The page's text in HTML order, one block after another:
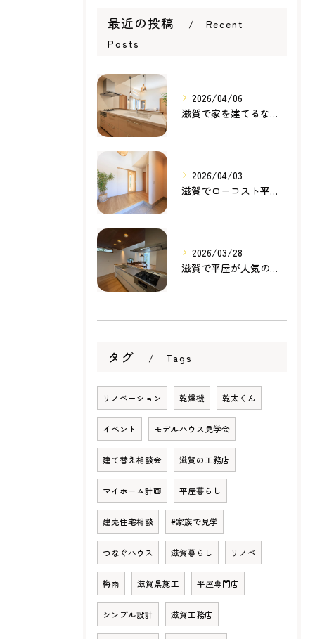
最近の投稿
Recent
Posts
2026/04/06
滋賀で家を建てるなら知っておきたい住宅ローンの基本｜無理のない家づくりの考え方
2026/04/03
滋賀でローコスト平屋を建てるなら？無理のない価格で理想の暮らしを叶える家づくり
2026/03/28
滋賀で平屋が人気の理由とは？暮らしやすさ・家事動線・将来性から考える家づくり
タグ Tags
リノベーション 乾燥機 乾太くん
イベント モデルハウス見学会
建て替え相談会 滋賀の工務店
マイホーム計画 平屋暮らし
建売住宅相談 #家族で見学
つなぐハウス 滋賀暮らし リノベ
梅雨 滋賀県施工 平屋専門店
シンプル設計 滋賀工務店